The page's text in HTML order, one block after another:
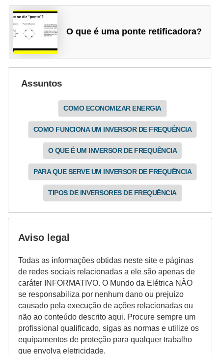
O que é uma ponte retificadora?
Assuntos
COMO ECONOMIZAR ENERGIA
COMO FUNCIONA UM INVERSOR DE FREQUÊNCIA
O QUE É UM INVERSOR DE FREQUÊNCIA
PARA QUE SERVE UM INVERSOR DE FREQUÊNCIA
TIPOS DE INVERSORES DE FREQUÊNCIA
Aviso legal
Todas as informações obtidas neste site e páginas
de redes sociais relacionadas a ele são apenas de
caráter INFORMATIVO. O Mundo da Elétrica NÃO
se responsabiliza por nenhum dano ou prejuízo
causado pela execução de ações relacionadas ou
não ao conteúdo descrito aqui. Procure sempre um
profissional qualificado, sigas as normas e utilize os
equipamentos de proteção para qualquer trabalho
que envolva eletricidade.